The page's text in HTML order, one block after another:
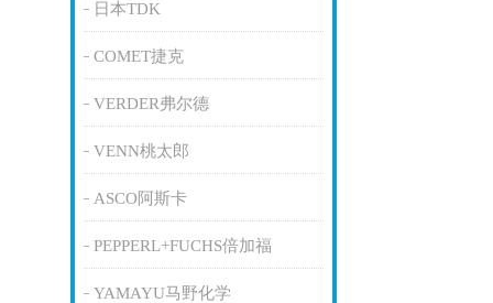
日本TDK
COMET捷克
VERDER弗尔德
VENN桃太郎
ASCO阿斯卡
PEPPERL+FUCHS倍加福
YAMAYU马野化学